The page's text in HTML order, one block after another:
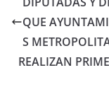
QUE
S
REALIZAN